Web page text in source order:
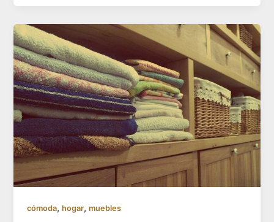
cómoda,hogar,muebles